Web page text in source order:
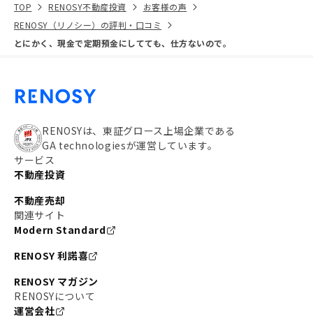
TOP RENOSY不動産投資
お客様の声
RENOSY（リノシー）の評判・口コミ
とにかく、現金で定期預金にしてても、仕方ないので。
RENOSYは、東証グロース上場企業である
GA technologiesが運営しています。
サービス
不動産投資
不動産売却
関連サイト
Modern Standard
RENOSY 利諾喜
RENOSY マガジン
RENOSYについて
運営会社